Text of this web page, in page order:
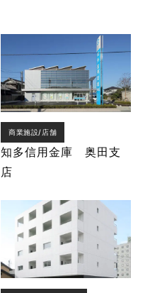
商業施設/店舗
知多信用金庫 奥田支
店